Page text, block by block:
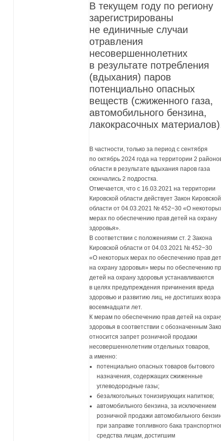
В текущем году по региону
зарегистрированы
не единичные случаи
отравления
несовершеннолетних
в результате потребления
(вдыхания) паров
потенциально опасных
веществ (сжиженного газа,
автомобильного бензина,
лакокрасочных
В частности, только за период с сентября
по октябрь 2024 года на территории 2
области в результате вдыхания паров газа
скончались 2 подростка.
Отмечается, что с 16.03.2021 на территории
Кировской области действует Закон Кировской
области от 04.03.2021 № 452−30 «О
мерах по обеспечению прав детей на охрану
здоровья».
В соответствии с положениями ст. 2 Закона
Кировской области от 04.03.2021 № 452−30
«О некоторых мерах по обеспечению прав
на охрану здоровья» меры по обеспечению
детей на охрану здоровья устанавливаются
в целях предупреждения причинения вреда
здоровью и развитию лиц, не достигших
восемнадцати лет.
К мерам по обеспечению прав детей на
здоровья в соответствии с обозначенным
относится запрет розничной продажи
несовершеннолетним отдельных товаров,
а именно:
потенциально опасных товаров бытового
назначения, содержащих сжиженные
углеводородные газы;
безалкогольных тонизирующих напитков;
автомобильного бензина, за исключением
розничной продажи автомобильного
при заправке топливного бака
средства лицам, достигшим